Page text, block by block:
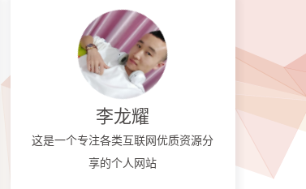
李龙耀
这是一个专注各类互联网优质资源分
享的个人网站